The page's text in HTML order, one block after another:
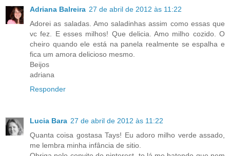
Adriana Balreira 27 de abril de 2012 às 11:22
Adorei as saladas. Amo saladinhas assim como essas que
vc fez. E esses milhos! Que delicia. Amo milho cozido. O
cheiro quando ele está na panela realmente se espalha e
fica um amora delicioso mesmo.
Beijos
adriana
Responder
Lucia Bara 27 de abril de 2012 às 11:22
Quanta coisa gostasa Tays! Eu adoro milho verde assado,
me lembra minha infância de sitio.